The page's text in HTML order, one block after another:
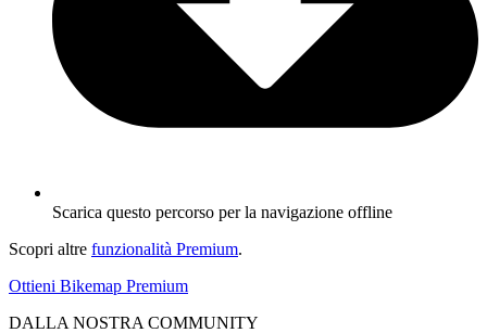
Scarica questo percorso per la navigazione offline
Scopri altre funzionalità Premium.
Ottieni Bikemap Premium
DALLA NOSTRA COMMUNITY